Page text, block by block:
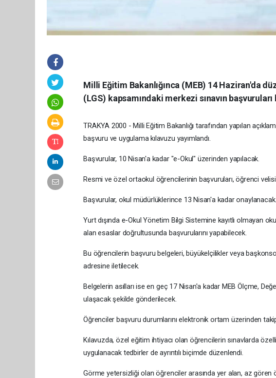
Milli Eğitim Bakanlığınca (MEB) 14 Haziran'da
(LGS) kapsamındaki merkezi sınavın başvuruları
TRAKYA 2000 - Milli Eğitim Bakanlığı tarafından yapılan
başvuru ve uygulama kılavuzu yayımlandı.
Başvurular, 10 Nisan'a kadar "e-Okul" üzerinden yapılacak.
Resmi ve özel ortaokul öğrencilerinin başvuruları, öğrenci
Başvurular, okul müdürlüklerince 13 Nisan'a kadar onaylanacak.
Yurt dışında e-Okul Yönetim Bilgi Sistemine kayıtlı olmayan
alan esaslar doğrultusunda başvurularını yapabilecek.
Bu öğrencilerin başvuru belgeleri, büyükelçilikler veya
adresine iletilecek.
Belgelerin asılları ise en geç 17 Nisan'a kadar MEB Ölçme,
ulaşacak şekilde gönderilecek.
Öğrenciler başvuru durumlarını elektronik ortam üzerinden
Kılavuzda, özel eğitim ihtiyacı olan öğrencilerin sınavlarda
uygulanacak tedbirler de ayrıntılı biçimde düzenlendi.
Görme yetersizliği olan öğrenciler arasında yer alan, az gören